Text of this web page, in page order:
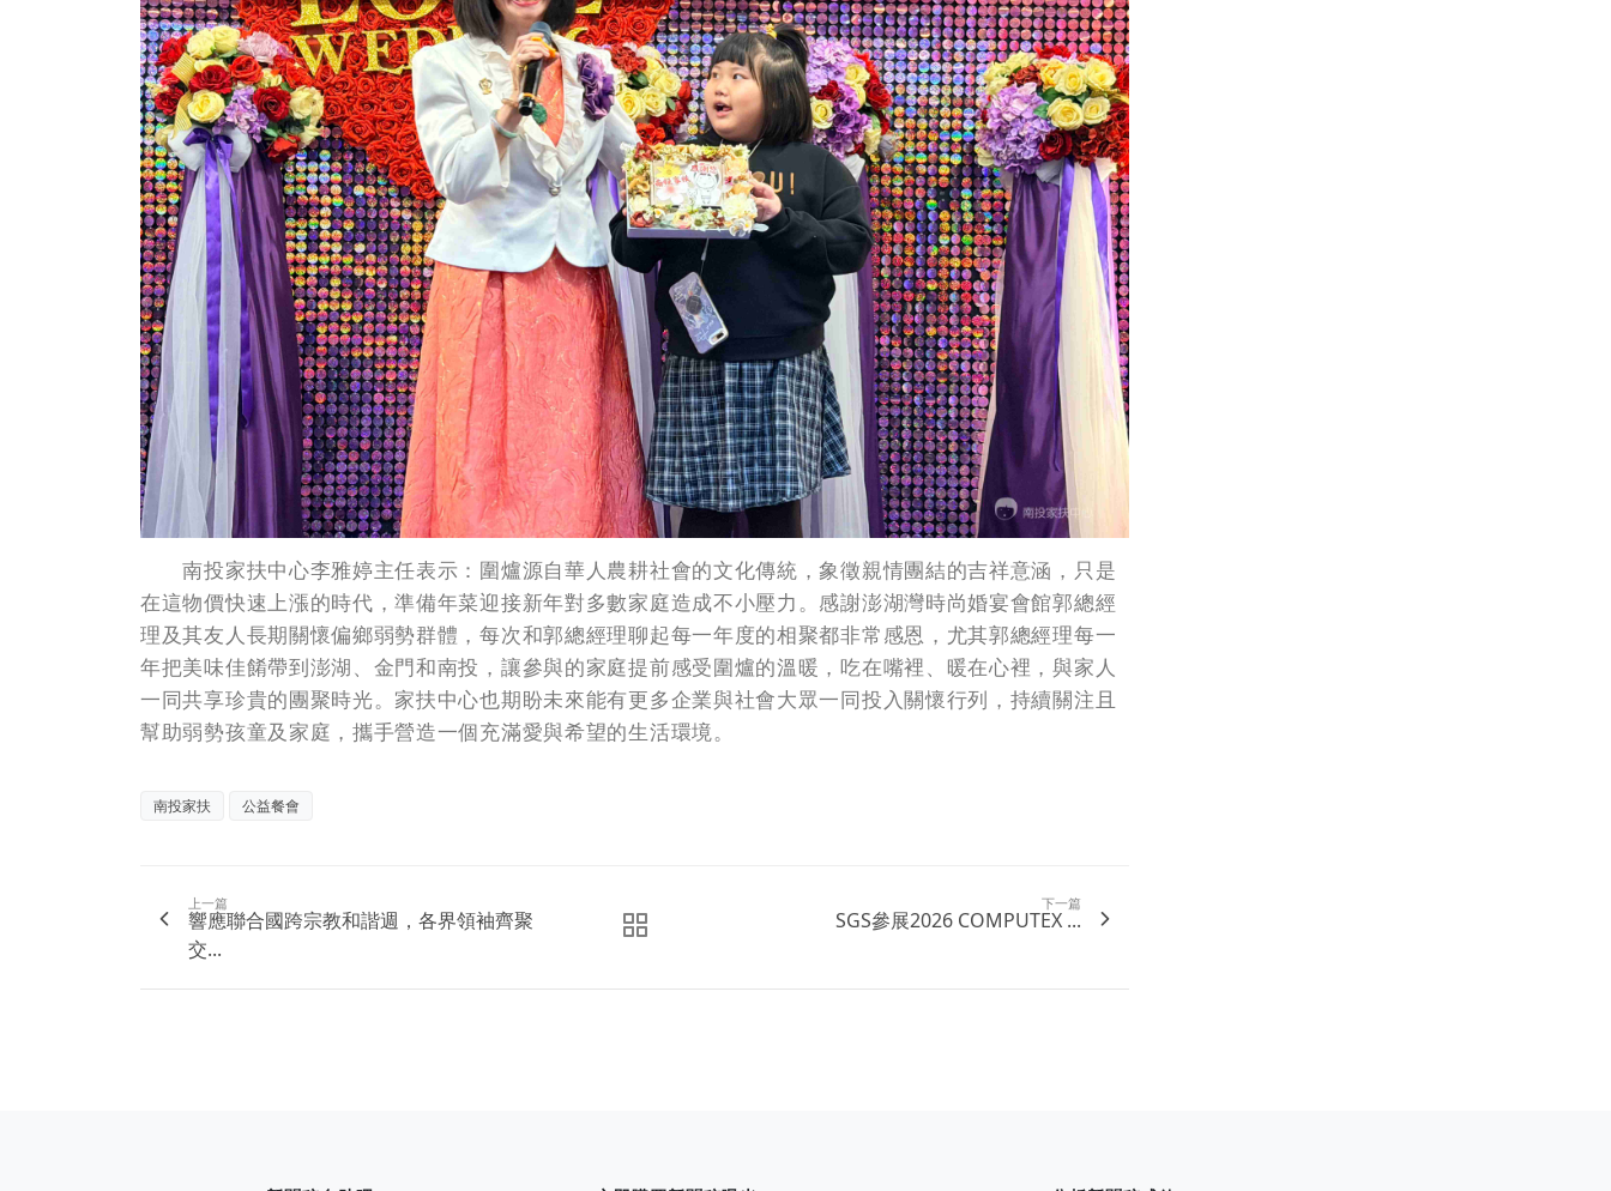
南投家扶中心李雅婷主任表示：圍爐源自華人農耕社會的文化傳統，象徵親情團結的吉祥意涵，只是
在這物價快速上漲的時代，準備年菜迎接新年對多數家庭造成不小壓力。感謝澎湖灣時尚婚宴會館郭總經
理及其友人長期關懷偏鄉弱勢群體，每次和郭總經理聊起每一年度的相聚都非常感恩，尤其郭總經理每一
年把美味佳餚帶到澎湖、金門和南投，讓參與的家庭提前感受圍爐的溫暖，吃在嘴裡、暖在心裡，與家人
一同共享珍貴的團聚時光。家扶中心也期盼未來能有更多企業與社會大眾一同投入關懷行列，持續關注且
幫助弱勢孩童及家庭，攜手營造一個充滿愛與希望的生活環境。
南投家扶 公益餐會
上一篇
響應聯合國跨宗教和諧週，各界領袖齊聚
交...
下一篇
SGS參展2026 COMPUTEX ...